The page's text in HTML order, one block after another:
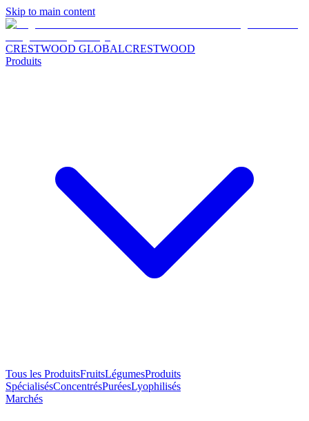
Skip to main content
CRESTWOOD GLOBALCRESTWOOD
Produits
Tous les ProduitsFruitsLégumesProduits
SpécialisésConcentrésPuréesLyophilisés
Marchés